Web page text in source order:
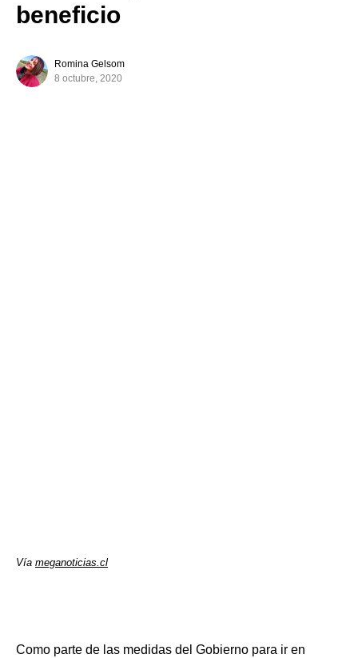
beneficio
Romina Gelsom
8 octubre, 2020
Vía meganoticias.cl
Como parte de las medidas del Gobierno para ir en